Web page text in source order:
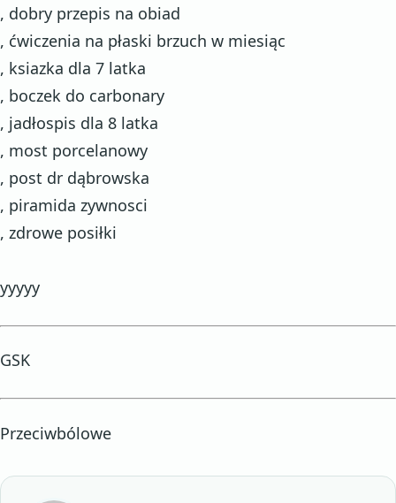
, dobry przepis na obiad
, ćwiczenia na płaski brzuch w miesiąc
, ksiazka dla 7 latka
, boczek do carbonary
, jadłospis dla 8 latka
, most porcelanowy
, post dr dąbrowska
, piramida zywnosci
, zdrowe posiłki
yyyyy
GSK
Przeciwbólowe